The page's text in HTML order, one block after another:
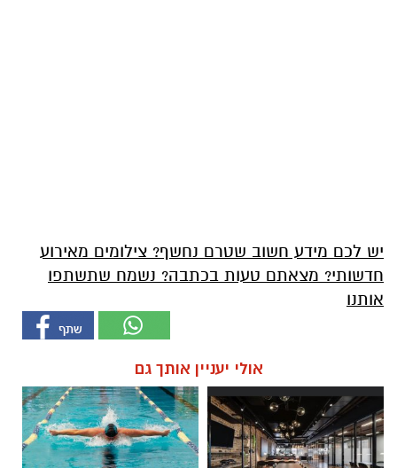
יש לכם מידע חשוב שטרם נחשף? צילומים מאירוע
חדשותי? מצאתם טעות בכתבה? נשמח שתשתפו
אותנו
אולי יעניין אותך גם